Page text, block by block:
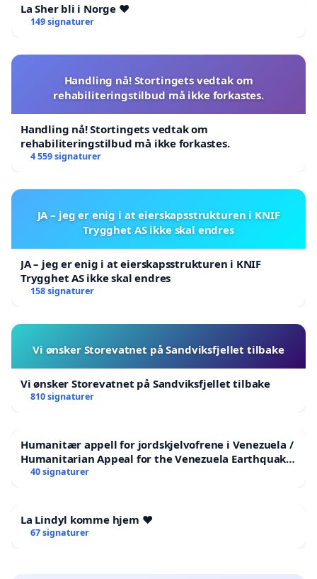
La Sher bli i Norge ❤️
149 signaturer
Handling nå! Stortingets vedtak om
rehabiliteringstilbud må ikke forkastes.
Handling nå! Stortingets vedtak om
rehabiliteringstilbud må ikke forkastes.
4 559 signaturer
JA – jeg er enig i at eierskapsstrukturen i KNIF
Trygghet AS ikke skal endres
JA – jeg er enig i at eierskapsstrukturen i KNIF
Trygghet AS ikke skal endres
158 signaturer
Vi ønsker Storevatnet på Sandviksfjellet tilbake
Vi ønsker Storevatnet på Sandviksfjellet tilbake
810 signaturer
Humanitær appell for jordskjelvofrene i Venezuela /
Humanitarian Appeal for the Venezuela Earthquake
Victims
40 signaturer
La Lindyl komme hjem ❤️
67 signaturer